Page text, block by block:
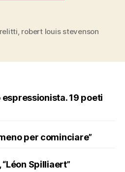
relitti””
robert louis stevenson
espressionista. 19 poeti
per cominciare”
Spilliaert”